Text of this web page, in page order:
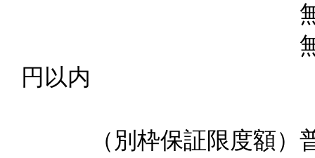
無担保保証
無担保無保証
円以内
（別枠保証限度額）